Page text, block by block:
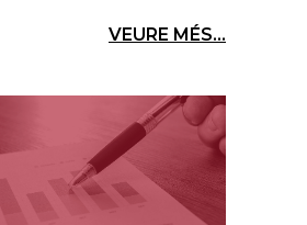
VEURE MÉS...